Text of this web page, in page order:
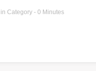
in Category - 0 Minutes